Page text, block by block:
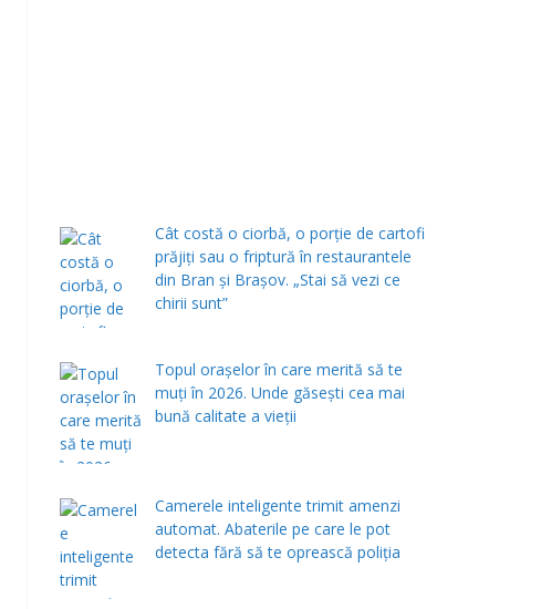
Cât costă o ciorbă, o porţie de cartofi
prăjiţi sau o friptură în restaurantele
din Bran şi Braşov. „Stai să vezi ce
chirii sunt”
Topul orașelor în care merită să te
muți în 2026. Unde găsești cea mai
bună calitate a vieții
Camerele inteligente trimit amenzi
automat. Abaterile pe care le pot
detecta fără să te oprească poliția